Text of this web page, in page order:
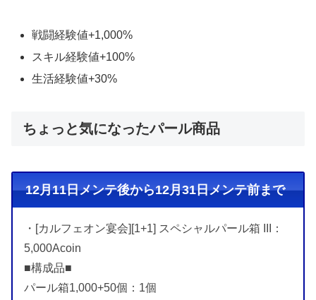
戦闘経験値+1,000%
スキル経験値+100%
生活経験値+30%
ちょっと気になったパール商品
12月11日メンテ後から12月31日メンテ前まで
・[カルフェオン宴会][1+1] スペシャルパール箱 III：
5,000Acoin
■構成品■
パール箱1,000+50個：1個